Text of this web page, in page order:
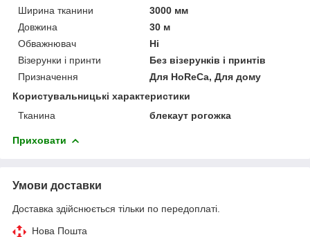
Ширина тканини
3000 мм
Довжина
30 м
Обважнювач
Ні
Візерунки і принти
Без візерунків і принтів
Призначення
Для HoReCa, Для дому
Користувальницькі характеристики
Тканина
блекаут рогожка
Приховати
Умови доставки
Доставка здійснюється тільки по передоплаті.
Нова Пошта